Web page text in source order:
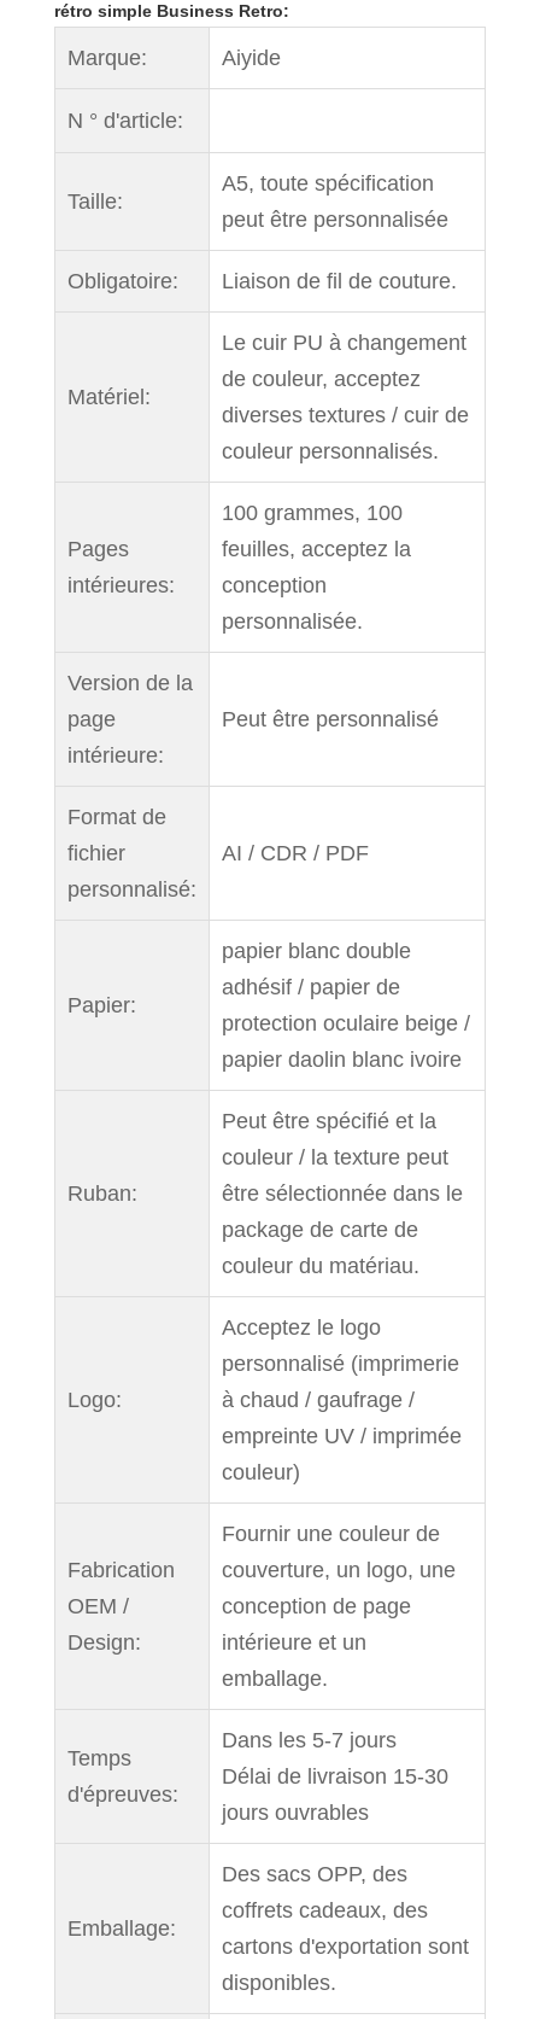
rétro simple Business Retro:
Marque: Aiyide
N ° d'article:
Taille:
A5, toute spécification
peut être personnalisée
Obligatoire: Liaison de fil de couture.
Matériel:
Le cuir PU à changement
de couleur, acceptez
diverses textures / cuir de
couleur personnalisés.
Pages
intérieures:
100 grammes, 100
feuilles, acceptez la
conception
personnalisée.
Version de la
page
intérieure:
Peut être personnalisé
Format de
fichier
personnalisé:
AI / CDR / PDF
Papier:
papier blanc double
adhésif / papier de
protection oculaire beige /
papier daolin blanc ivoire
Ruban:
Peut être spécifié et la
couleur / la texture peut
être sélectionnée dans le
package de carte de
couleur du matériau.
Logo:
Acceptez le logo
personnalisé (imprimerie
à chaud / gaufrage /
empreinte UV / imprimée
couleur)
Fabrication
OEM /
Design:
Fournir une couleur de
couverture, un logo, une
conception de page
intérieure et un
emballage.
Temps
d'épreuves:
Dans les 5-7 jours
Délai de livraison 15-30
jours ouvrables
Emballage:
Des sacs OPP, des
coffrets cadeaux, des
cartons d'exportation sont
disponibles.